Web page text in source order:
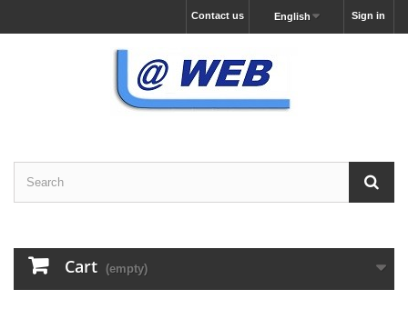
Sign in
English
Contact us
Cart (empty)